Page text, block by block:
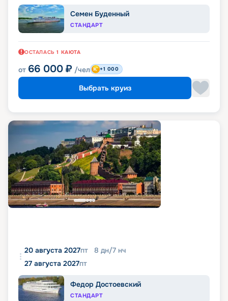
Семен Буденный
СТАНДАРТ
ОСТАЛАСЬ 1 КАЮТА
от 66 000 ₽ /чел +1 000
Выбрать круиз
20 августа 2027пт 8 дн/7 нч
27 августа 2027пт
Федор Достоевский
СТАНДАРТ